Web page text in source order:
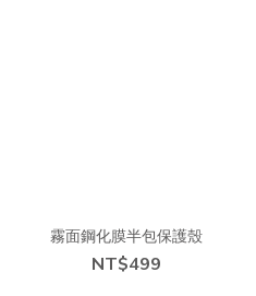
霧面鋼化膜半包保護殼
NT$499